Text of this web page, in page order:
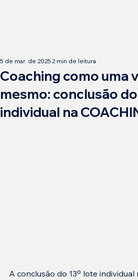
Coaching como uma
mesmo: conclusão
individual na
5 de mar. de 2025 2 min de leitura
A conclusão do 13º lote individual